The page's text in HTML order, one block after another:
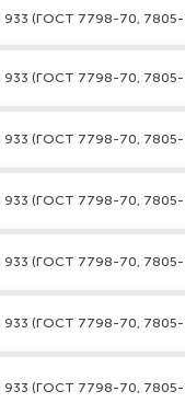
933 (ГОСТ 7798-70, 7805-
933 (ГОСТ 7798-70, 7805-
933 (ГОСТ 7798-70,
933 (ГОСТ 7798-70, 7805-
933 (ГОСТ 7798-70,
933 (ГОСТ 7798-70,
933 (ГОСТ 7798-70,